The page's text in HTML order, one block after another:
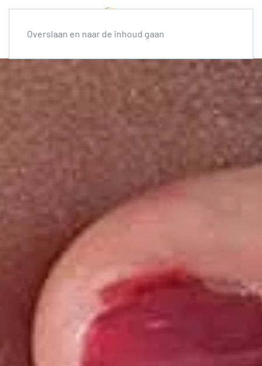
Overslaan en naar de inhoud gaan